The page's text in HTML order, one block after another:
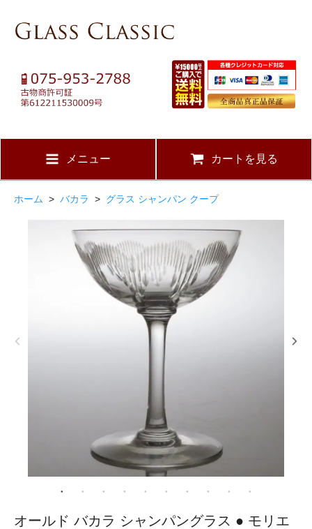
メニュー カートを見る
ホーム > バカラ > グラス シャンパン クープ
オールド バカラ シャンパングラス ● モリエ